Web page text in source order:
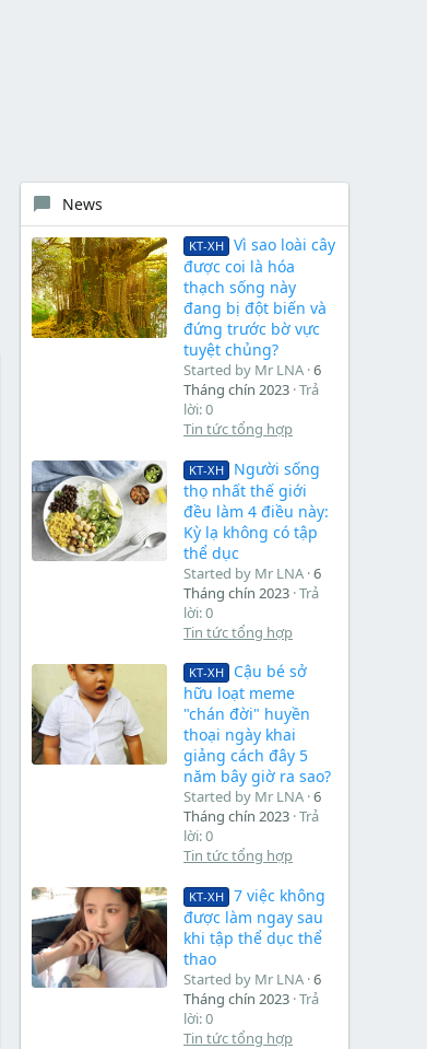
News
KT-XH
Vì sao loài cây
được coi là hóa
thạch sống này
đang bị đột biến và
đứng trước bờ vực
tuyệt chủng?
Started by Mr LNA 6
Tháng chín 2023 Trả
lời: 0
Tin tức tổng hợp
KT-XH
Người sống
thọ nhất thế giới
đều làm 4 điều này:
Kỳ lạ không có tập
thể dục
Started by Mr LNA 6
Tháng chín 2023 Trả
lời: 0
Tin tức tổng hợp
KT-XH
Cậu bé sở
hữu loạt meme
"chán đời" huyền
thoại ngày khai
giảng cách đây 5
năm bây giờ ra sao?
Started by Mr LNA 6
Tháng chín 2023 Trả
lời: 0
Tin tức tổng hợp
KT-XH
7 việc không
được làm ngay sau
khi tập thể dục thể
thao
Started by Mr LNA 6
Tháng chín 2023 Trả
lời: 0
Tin tức tổng hợp